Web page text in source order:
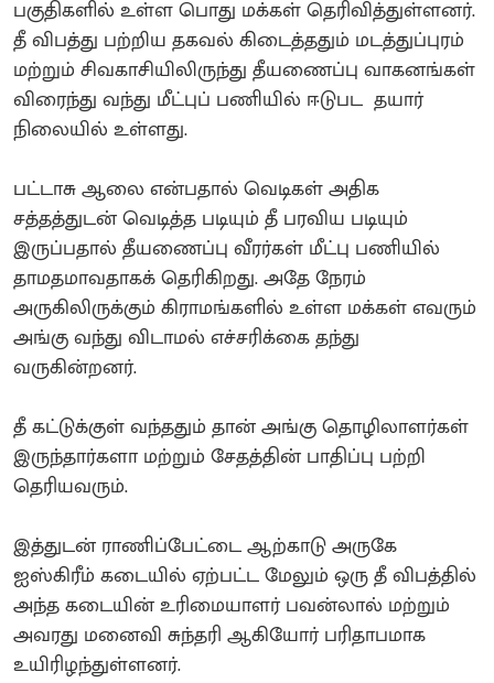
பகுதிகளில் உள்ள பொது மக்கள் தெரிவித்துள்ளனர்.
தீ விபத்து பற்றிய தகவல் கிடைத்ததும் மடத்துப்புரம்
மற்றும் சிவகாசியிலிருந்து தீயணைப்பு வாகனங்கள்
விரைந்து வந்து மீட்புப் பணியில் ஈடுபட தயார்
நிலையில் உள்ளது.
பட்டாசு ஆலை என்பதால் வெடிகள் அதிக
சத்தத்துடன் வெடித்த படியும் தீ பரவிய படியும்
இருப்பதால் தீயணைப்பு வீரர்கள் மீட்பு பணியில்
தாமதமாவதாகக் தெரிகிறது. அதே நேரம்
அருகிலிருக்கும் கிராமங்களில் உள்ள மக்கள் எவரும்
அங்கு வந்து விடாமல் எச்சரிக்கை தந்து
வருகின்றனர்.
தீ கட்டுக்குள் வந்ததும் தான் அங்கு தொழிலாளர்கள்
இருந்தார்களா மற்றும் சேதத்தின் பாதிப்பு பற்றி
தெரியவரும்.
இத்துடன் ராணிப்பேட்டை ஆற்காடு அருகே
ஐஸ்கிரீம் கடையில் ஏற்பட்ட மேலும் ஒரு தீ விபத்தில்
அந்த கடையின் உரிமையாளர் பவன்லால் மற்றும்
அவரது மனைவி சுந்தரி ஆகியோர் பரிதாபமாக
உயிரிழந்துள்ளனர்.